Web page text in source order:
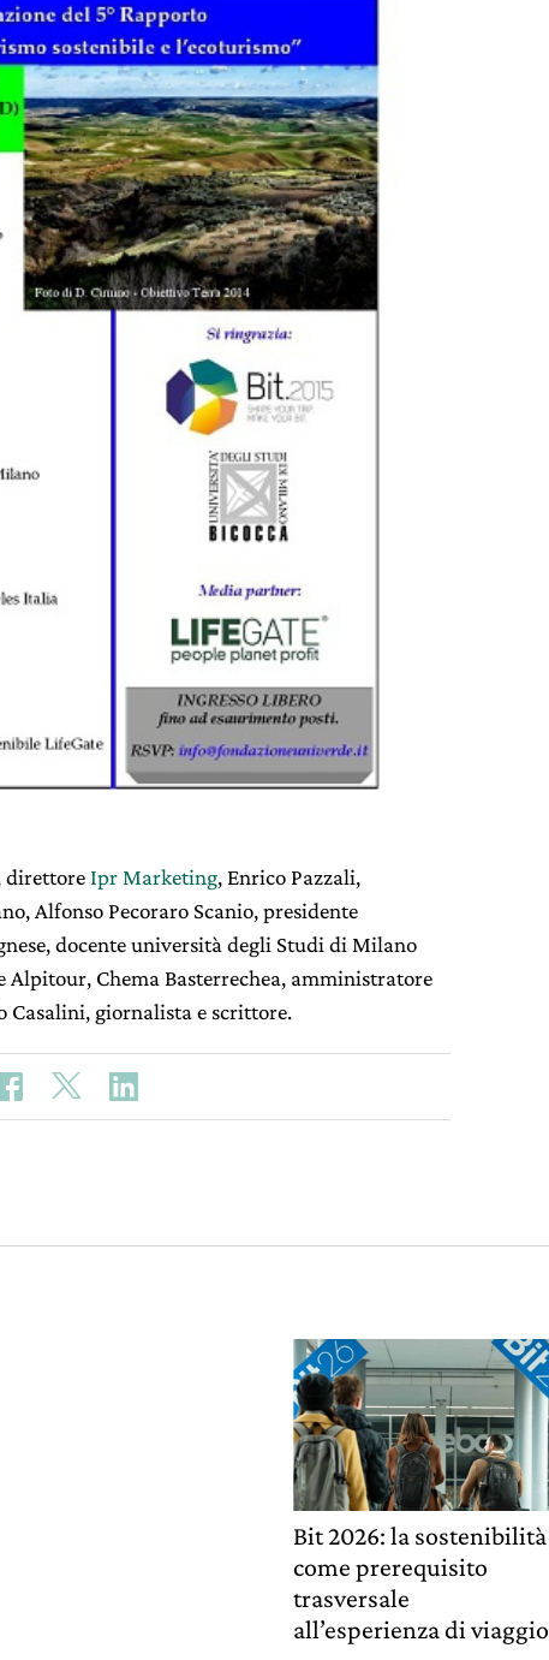
direttore Ipr Marketing, Enrico Pazzali,
Alfonso Pecoraro Scanio, presidente
docente università degli Studi di Milano
Alpitour, Chema Basterrechea, amministratore
Casalini, giornalista e scrittore.
Bit 2026: la sostenibilità
come prerequisito
trasversale
all’esperienza di viaggio